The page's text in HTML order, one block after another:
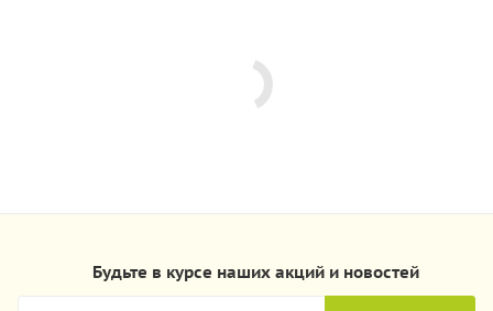
Будьте в курсе наших акций и новостей